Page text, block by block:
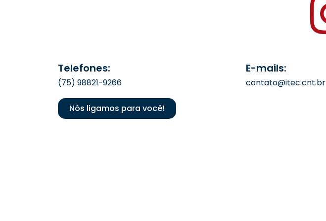
Telefones:
(75) 98821-9266
Nós ligamos para você!
E-mails:
contato@itec.cnt.br